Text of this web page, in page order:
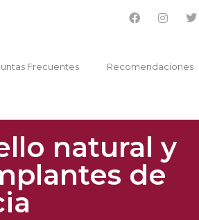
Frecuentes Recomendaciones
natural y
de